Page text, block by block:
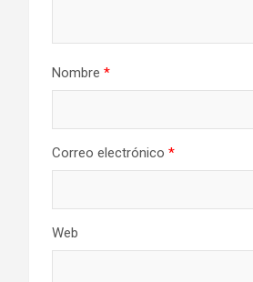
Nombre *
Correo electrónico *
Web